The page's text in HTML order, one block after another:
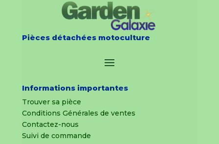
Pièces détachées motoculture
Informations importantes
Trouver sa pièce
Conditions Générales de ventes
Contactez-nous
Suivi de commande